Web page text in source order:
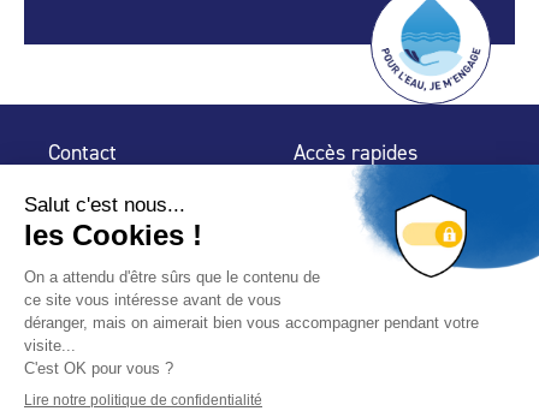
Contact
75 009 Paris
Accès rapides
Espace Presse
Trouver un
professionnel
Nous suivre